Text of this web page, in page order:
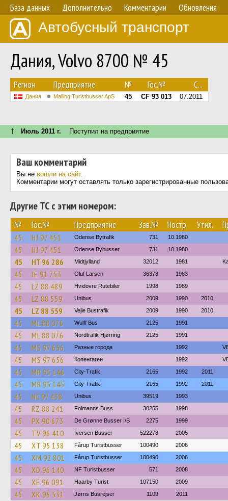
База данных Дополнительно Комментарии Обновления
Автобусный транспорт
Дания, Volvo 8700 № 45
Регион Предприятие № Гос.№ С...
Дания Malling Turistbusser ApS 45 CF 93 013 07.2011
↑ Июль 2011 г. Поступил на предприятие
Ваш комментарий
Вы не вошли на сайт.
Комментарии могут оставлять только зарегистрированные
Другие ТС с этим номером:
№ Гос.№ Предприятие Зав.№ Постр. Утил.
45 HJ 97 451 Odense Bytrafik 731 10.1980
45 HJ 97 451 Odense Bybusser 731 10.1980
45 HT 96 286 Midtjylland 32012 1981
45 JE 91 753 Oluf Larsen 36378 1983
45 LZ 88 489 Hvidovre Rutebiler 1998 1989
45 LZ 88 559 Unibus 2009 1990 2010
45 LZ 88 559 Vejle Bustrafik 2009 1990 2010
45 ML 88 076 Wulff Bus 2125 1991
45 ML 88 076 Nordtrafik Hjørring 2125 1991
45 MS 97 656 Разные города 1992
45 MS 97 656 Копенгаген 1992
45 MR 95 146 City-Trafik 2165 1992 2011
45 MR 95 145 City-Trafik 2165 1992 2011
45 NC 97 438 Unibus 39519 1993
45 RZ 88 241 Folmanns Buss 30255 1998
45 PX 90 673 De Grønne Busser I/S 2275 1999
45 TV 96 410 Iversen Busser 522278 2005
45 XT 95 138 Fårup Turistbusser 100490 2006
45 XM 92 801 Fårup Turistbusser 100490 2006
45 XD 96 140 NF Turistbusser 571 2008
45 XE 96 091 Haarby Turist 107150 2009
45 XK 95 531 Jørns Busrejser 1109 2011